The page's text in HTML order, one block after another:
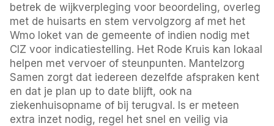
betrek de wijkverpleging voor beoordeling, overleg
met de huisarts en stem vervolgzorg af met het
Wmo loket van de gemeente of indien nodig met
CIZ voor indicatiestelling. Het Rode Kruis kan lokaal
helpen met vervoer of steunpunten. Mantelzorg
Samen zorgt dat iedereen dezelfde afspraken kent
en dat je plan up to date blijft, ook na
ziekenhuisopname of bij terugval. Is er meteen
extra inzet nodig, regel het snel en veilig via